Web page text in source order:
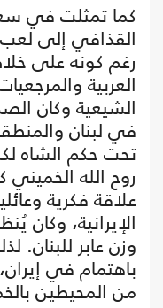
كما تمثلت في
القذافي إلى لعب
رغم كونه على
العربية
الشيعية وكان
في لبنان
تحت حكم الشاه
روح الله
علاقة فكرية
الإيرانية، وكان
وزن عابر للبنان.
باهتمام في
من المحيطين